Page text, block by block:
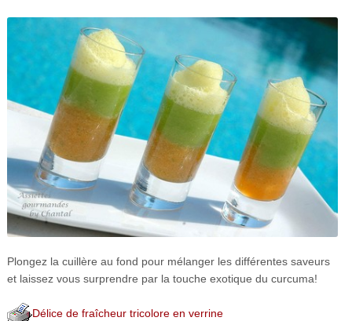
Plongez la cuillère au fond pour mélanger les différentes saveurs
et laissez vous surprendre par la touche exotique du curcuma!
Délice de fraîcheur tricolore en verrine